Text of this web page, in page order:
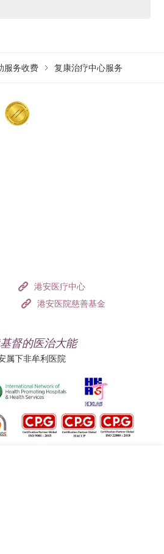
服务收费 复康治疗中心服务
港安医疗中心
港安医院慈善基金
督的医治大能
属下非牟利医院